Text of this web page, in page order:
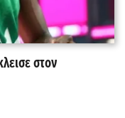
στον